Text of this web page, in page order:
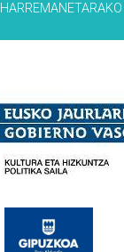
HARREMANETARAKO